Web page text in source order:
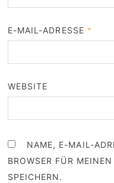
E-MAIL-ADRESSE *
WEBSITE
NAME, E-MAIL-
BROWSER FÜR
SPEICHERN.